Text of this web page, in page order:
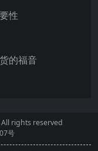
性
的福音
rights reserved
号